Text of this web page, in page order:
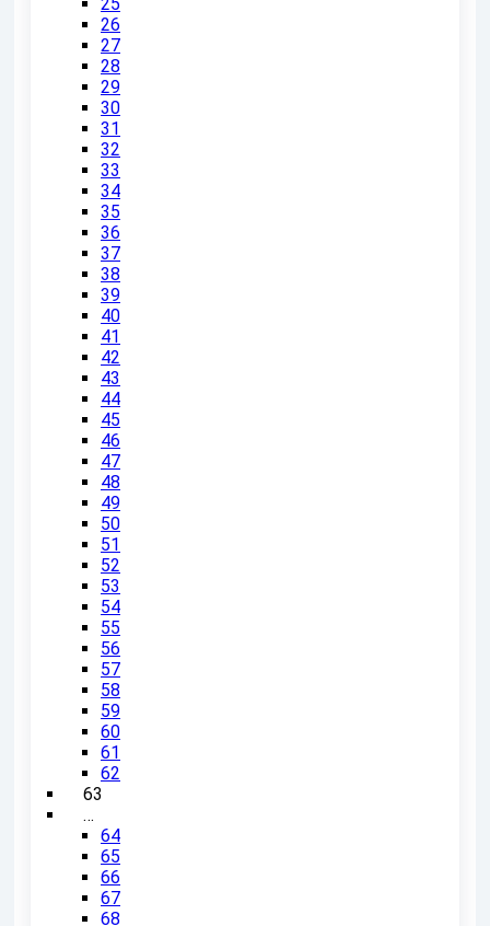
25
26
27
28
29
30
31
32
33
34
35
36
37
38
39
40
41
42
43
44
45
46
47
48
49
50
51
52
53
54
55
56
57
58
59
60
61
62
63
…
64
65
66
67
68